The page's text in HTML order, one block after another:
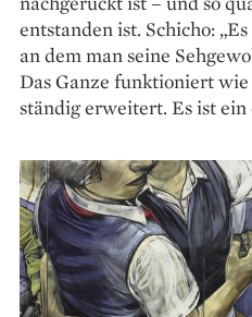
entstanden ist. Schicho:
an dem man seine
Das Ganze funktioniert
ständig erweitert. Es ist ein